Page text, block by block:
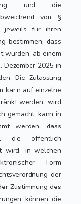
und die
von §
jeweils für ihren
bestimmen, dass
wurden, ab einem
Dezember 2025 in
Die Zulassung
kann auf einzelne
werden; wird
gemacht, kann in
werden, dass
die öffentlich
wird, in welchen
Form
der
Zustimmung des
können die